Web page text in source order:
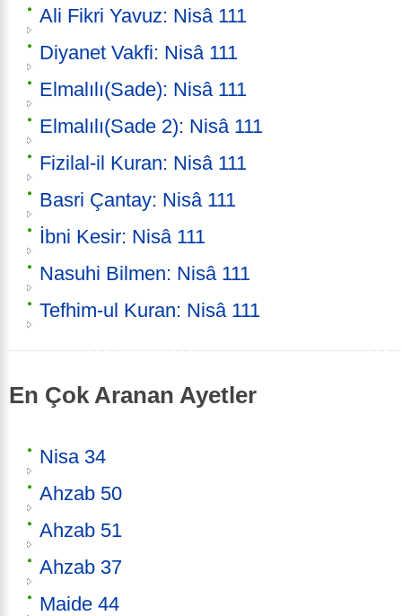
Ali Fikri Yavuz: Nisâ 111
Diyanet Vakfi: Nisâ 111
Elmalılı(Sade): Nisâ 111
Elmalılı(Sade 2): Nisâ 111
Fizilal-il Kuran: Nisâ 111
Basri Çantay: Nisâ 111
İbni Kesir: Nisâ 111
Nasuhi Bilmen: Nisâ 111
Tefhim-ul Kuran: Nisâ 111
En Çok Aranan Ayetler
Nisa 34
Ahzab 50
Ahzab 51
Ahzab 37
Maide 44